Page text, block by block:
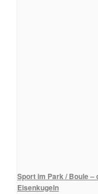
Sport im Park / Boule
Eisenkugeln